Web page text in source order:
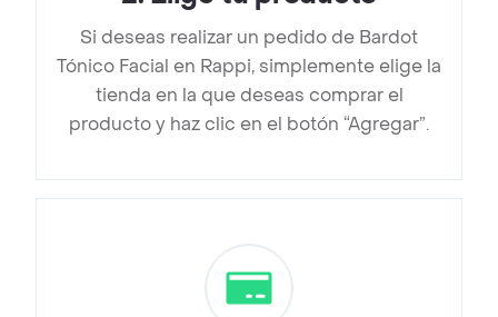
Si deseas realizar un pedido de Bardot
Tónico Facial en Rappi, simplemente elige la
tienda en la que deseas comprar el
producto y haz clic en el botón “Agregar”.